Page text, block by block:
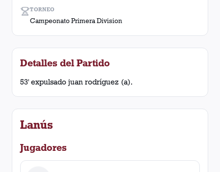
TORNEO
Campeonato Primera Division
Detalles del Partido
53' expulsado juan rodríguez (a).
Lanús
Jugadores